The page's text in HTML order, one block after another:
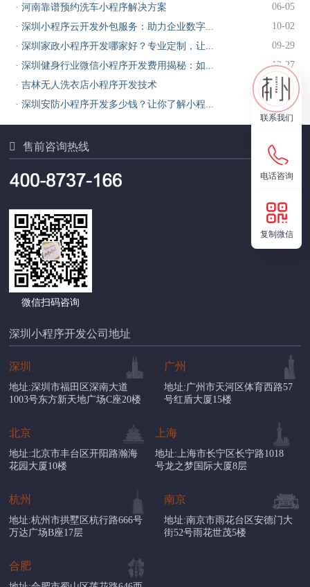
联系我们
电话咨询
复制微信
06-05
·河南靠谱预约洗车小程序解决方案
10-02
·深圳小程序云开发外包服务：助力企业数字...
09-29
·深圳家政小程序开发哪家好？专业定制，让...
12-27
·深圳健身行业微信小程序开发费用揭秘：如...
02-23
·吉林无人洗衣店小程序开发技术
01-07
·深圳安防小程序开发多少钱？让你了解小程...
 售前咨询热线
微信扫码咨询
深圳小程序开发公司地址
深圳
地址:深圳市福田区深南大道
1003号东方新天地广场C座20楼
广州
地址:广州市天河区体育西路57
号红盾大厦15楼
北京
地址:北京市丰台区开阳路瀚海
花园大厦10楼
上海
地址:上海市长宁区长宁路1018
号龙之梦国际大厦8层
杭州
地址:杭州市拱墅区杭行路666号
万达广场B座17层
南京
地址:南京市雨花台区安德门大
街52号雨花世茂5楼
合肥